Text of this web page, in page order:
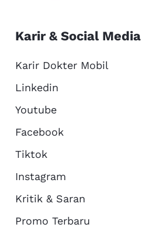
Karir & Social Media
Karir Dokter Mobil
Linkedin
Youtube
Facebook
Tiktok
Instagram
Kritik & Saran
Promo Terbaru